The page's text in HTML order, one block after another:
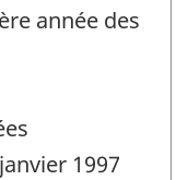
année des
1997